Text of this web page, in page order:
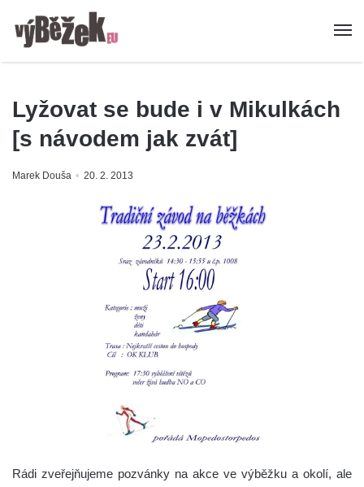
Lyžovat se bude i v Mikulkách
[s návodem jak zvát]
Marek Douša 20. 2. 2013
Rádi zveřejňujeme pozvánky na akce ve výběžku a okolí, ale